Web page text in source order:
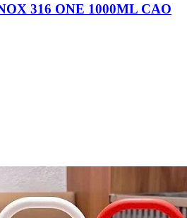
316 ONE 1000ML CAO